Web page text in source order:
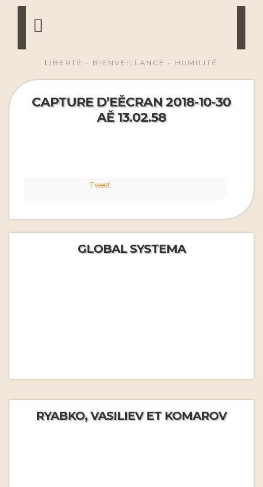
LIBERTÉ - BIENVEILLANCE - HUMILITÉ
CAPTURE D’EĚCRAN 2018-10-30
AĚ 13.02.58
Tweet
GLOBAL SYSTEMA
RYABKO, VASILIEV ET KOMAROV